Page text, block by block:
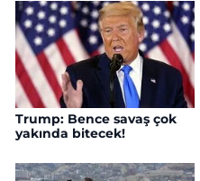
Trump: Bence savaş çok
yakında bitecek!